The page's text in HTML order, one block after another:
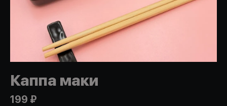
Каппа маки
199 ₽